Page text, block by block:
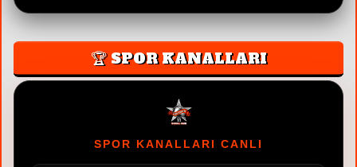
🏆 SPOR KANALLARI
SPOR KANALLARI CANLI